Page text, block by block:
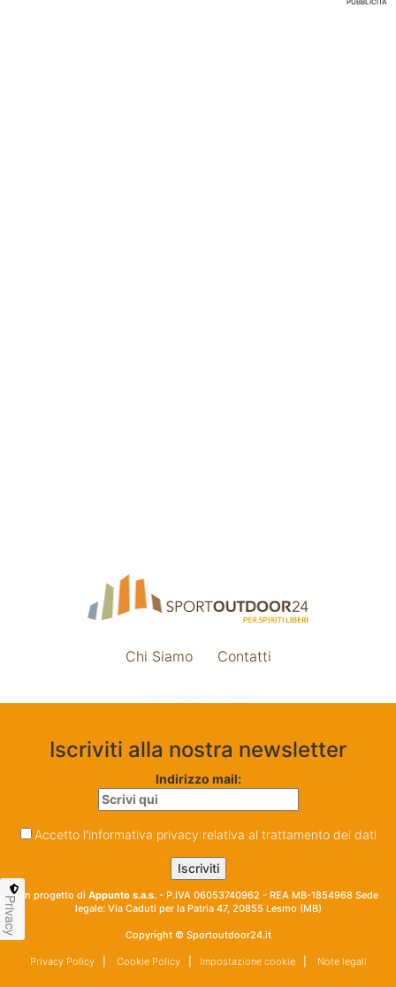
PUBBLICITÀ
Chi Siamo Contatti
Iscriviti alla nostra newsletter
Indirizzo mail:
Accetto l'informativa privacy relativa al trattamento dei dati
Un progetto di Appunto s.a.s. - P.IVA 06053740962 - REA MB-1854968 Sede
legale: Via Caduti per la Patria 47, 20855 Lesmo (MB)
Copyright © Sportoutdoor24.it
Privacy Policy| Cookie Policy| Impostazione cookie| Note legali
Privacy